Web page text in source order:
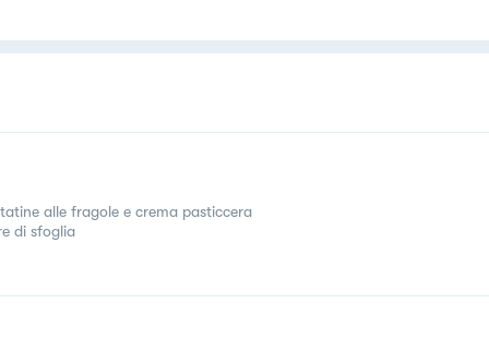
alle fragole e crema pasticcera
di sfoglia